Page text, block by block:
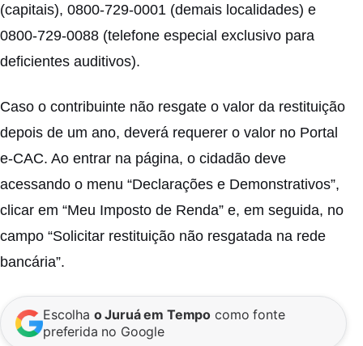
(capitais), 0800-729-0001 (demais localidades) e
0800-729-0088 (telefone especial exclusivo para
deficientes auditivos).
Caso o contribuinte não resgate o valor da restituição
depois de um ano, deverá requerer o valor no Portal
e-CAC. Ao entrar na página, o cidadão deve
acessando o menu “Declarações e Demonstrativos”,
clicar em “Meu Imposto de Renda” e, em seguida, no
campo “Solicitar restituição não resgatada na rede
bancária”.
Escolha o Juruá em Tempo como fonte
preferida no Google